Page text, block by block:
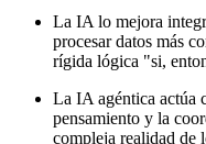
La IA lo mejora
procesar datos más
rígida lógica "si,
La IA agéntica actúa
pensamiento y la
compleja realidad de